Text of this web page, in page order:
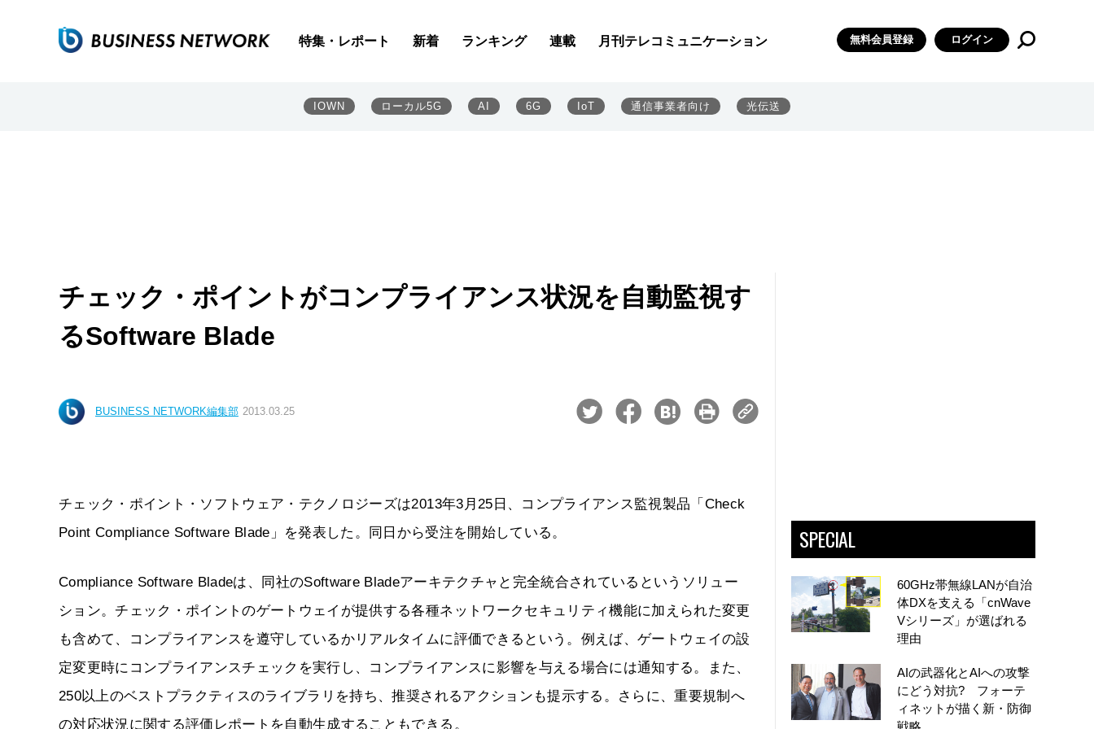
特集・レポート 新着 ランキング 連載 月刊テレコミュニケーション 無料会員登録 ログイン
IOWN ローカル5G AI 6G IoT 通信事業者向け 光伝送
チェック・ポイントがコンプライアンス状況を自動監視す
るSoftware Blade
BUSINESS NETWORK編集部 2013.03.25
チェック・ポイント・ソフトウェア・テクノロジーズは2013年3月25日、コンプライアンス監視製品「Check
Point Compliance Software Blade」を発表した。同日から受注を開始している。
Compliance Software Bladeは、同社のSoftware Bladeアーキテクチャと完全統合されているというソリュー
ション。チェック・ポイントのゲートウェイが提供する各種ネットワークセキュリティ機能に加えられた変更
も含めて、コンプライアンスを遵守しているかリアルタイムに評価できるという。例えば、ゲートウェイの設
定変更時にコンプライアンスチェックを実行し、コンプライアンスに影響を与える場合には通知する。また、
250以上のベストプラクティスのライブラリを持ち、推奨されるアクションも提示する。さらに、重要規制へ
の対応状況に関する評価レポートを自動生成することもできる。
SPECIAL
60GHz帯無線LANが自治
体DXを支える「cnWave
Vシリーズ」が選ばれる
理由
AIの武器化とAIへの攻撃
にどう対抗? フォーテ
ィネットが描く新・防御
戦略